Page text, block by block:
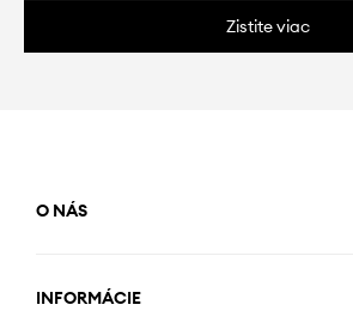
Zistite viac
O NÁS
INFORMÁCIE